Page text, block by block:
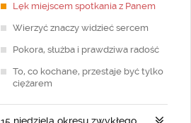
Lęk miejscem spotkania z Panem
Wierzyć znaczy widzieć sercem
Pokora, służba i prawdziwa radość
To, co kochane, przestaje być tylko
ciężarem